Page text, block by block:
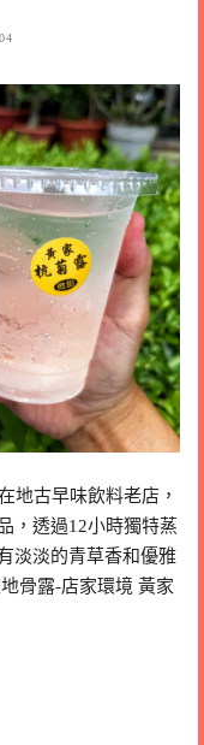
地古早味飲料老店，
，透過12小時獨特蒸
淡淡的青草香和優雅
骨露-店家環境 黃家